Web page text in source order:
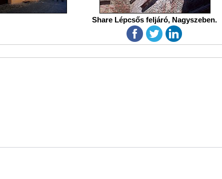
Share Lépcsős feljáró, Nagyszeben.